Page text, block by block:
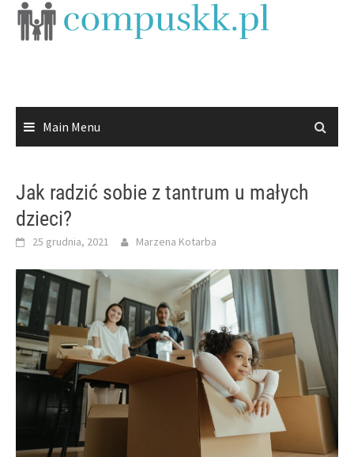
Skip
Main Menu
Jak radzić sobie z tantrum u małych
dzieci?
25 grudnia, 2021 Marzena Kotarba